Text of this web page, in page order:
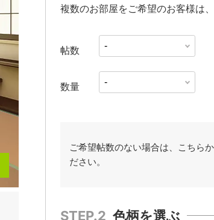
複数のお部屋をご希望のお客様は
帖数
数量
ご希望帖数のない場合は、こちら
ださい。
STEP.2 色柄を選ぶ